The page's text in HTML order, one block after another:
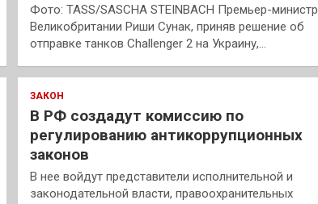
Фото: TASS/SASCHA STEINBACH Премьер-министр
Великобритании Риши Сунак, приняв решение об
отправке танков Challenger 2 на Украину,…
ЗАКОН
В РФ создадут комиссию по
регулированию антикоррупционных
законов
В нее войдут представители исполнительной и
законодательной власти, правоохранительных